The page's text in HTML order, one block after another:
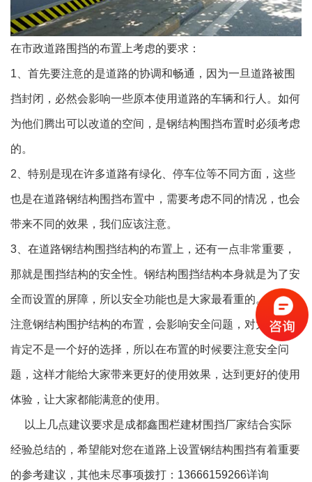
在市政道路围挡的布置上考虑的要求：
1、首先要注意的是道路的协调和畅通，因为一旦道路被围
挡封闭，必然会影响一些原本使用道路的车辆和行人。如何
为他们腾出可以改道的空间，是钢结构围挡布置时必须考虑
的。
2、特别是现在许多道路有绿化、停车位等不同方面，这些
也是在道路钢结构围挡布置中，需要考虑不同的情况，也会
带来不同的效果，我们应该注意。
3、在道路钢结构围挡结构的布置上，还有一点非常重要，
那就是围挡结构的安全性。钢结构围挡结构本身就是为了安
全而设置的屏障，所以安全功能也是大家最看重的。如果不
注意钢结构围护结构的布置，会影响安全问题，对大家来说
肯定不是一个好的选择，所以在布置的时候要注意安全问
题，这样才能给大家带来更好的使用效果，达到更好的使用
体验，让大家都能满意的使用。
以上几点建议要求是成都鑫围栏建材围挡厂家结合实际
经验总结的，希望能对您在道路上设置钢结构围挡有着重要
的参考建议，其他未尽事项拨打：13666159266详询